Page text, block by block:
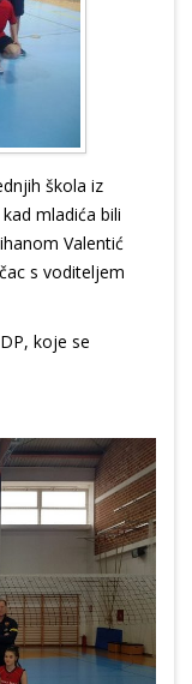
škola iz
mladića bili
Valentić
s voditeljem
koje se